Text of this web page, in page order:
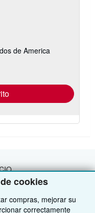
cookies
compras, mejorar su
correctamente
de America